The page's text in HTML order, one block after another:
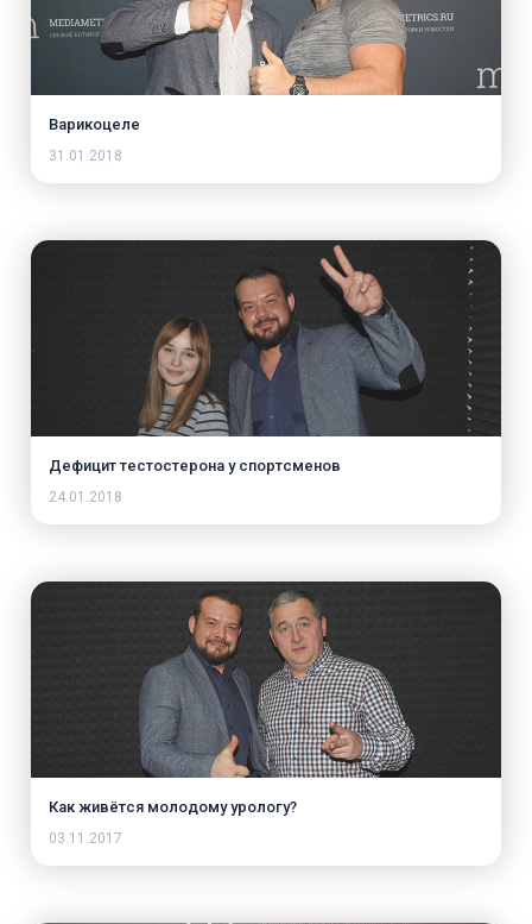
Варикоцеле
31.01.2018
Дефицит тестостерона у спортсменов
24.01.2018
Как живётся молодому урологу?
03.11.2017